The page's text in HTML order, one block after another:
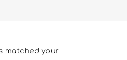
matched your